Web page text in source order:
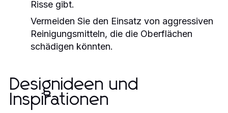
Risse gibt.
Vermeiden Sie den Einsatz von aggressiven
Reinigungsmitteln, die die Oberflächen
schädigen könnten.
Designideen und
Inspirationen